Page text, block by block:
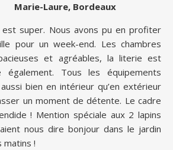
Marie-Laure, Bordeaux
super. Nous avons pu en profiter
pour un week-end. Les chambres
et agréables, la literie est
également. Tous les équipements
bien en intérieur qu’en extérieur
un moment de détente. Le cadre
! Mention spéciale aux 2 lapins
nous dire bonjour dans le jardin
matins !